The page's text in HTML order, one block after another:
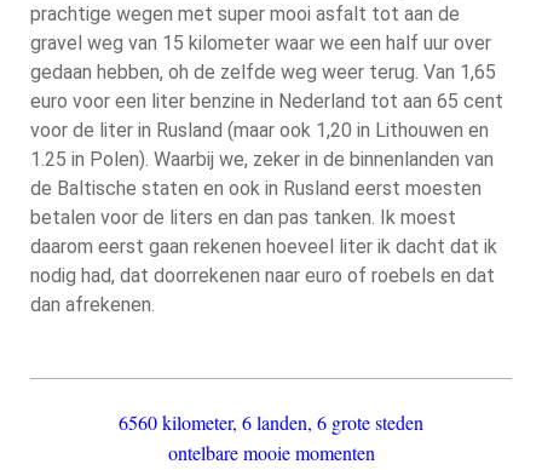
prachtige wegen met super mooi asfalt tot aan de
gravel weg van 15 kilometer waar we een half uur over
gedaan hebben, oh de zelfde weg weer terug. Van 1,65
euro voor een liter benzine in Nederland tot aan 65 cent
voor de liter in Rusland (maar ook 1,20 in Lithouwen en
1.25 in Polen). Waarbij we, zeker in de binnenlanden van
de Baltische staten en ook in Rusland eerst moesten
betalen voor de liters en dan pas tanken. Ik moest
daarom eerst gaan rekenen hoeveel liter ik dacht dat ik
nodig had, dat doorrekenen naar euro of roebels en dat
dan afrekenen.
6560 kilometer, 6 landen, 6 grote steden
ontelbare mooie momenten